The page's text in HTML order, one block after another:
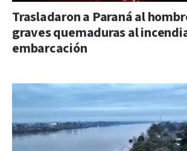
Trasladaron a Paraná al
graves quemaduras al
embarcación